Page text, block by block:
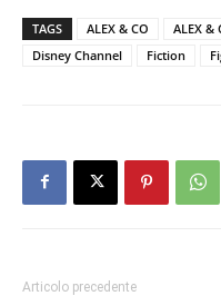
TAGS ALEX & CO ALEX &
Disney Channel
Fiction
Articolo precedente